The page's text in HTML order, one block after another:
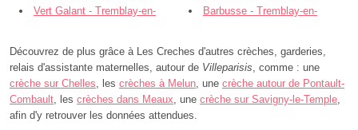
Vert Galant - Tremblay-en-
Barbusse - Tremblay-en-
Découvrez de plus grâce à Les Creches d'autres crèches, garderies,
relais d'assistante maternelles, autour de Villeparisis , comme : une
crèche sur Chelles , les crèches à Melun , une crèche autour de Pontault-
Combault , les crèches dans Meaux , une crèche sur Savigny-le-Temple
afin d'y retrouver les données attendues.